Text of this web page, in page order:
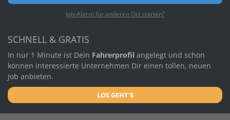
Job-Alarm für anderen Ort starten?
SCHNELL & GRATIS
In nur 1 Minute ist Dein Fahrerprofil angelegt und schon
können interessierte Unternehmen Dir einen tollen, neuen
Job anbieten.
LOS GEHT'S